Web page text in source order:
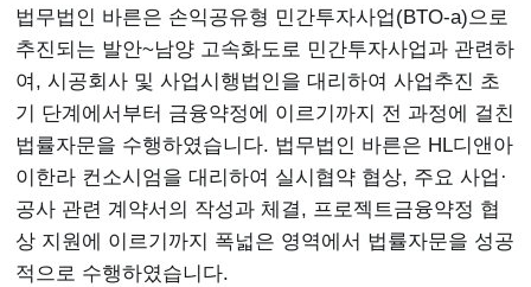
법무법인 바른은 손익공유형 민간투자사업(BTO-a)으로
추진되는 발안~남양 고속화도로 민간투자사업과 관련하
여, 시공회사 및 사업시행법인을 대리하여 사업추진 초
기 단계에서부터 금융약정에 이르기까지 전 과정에 걸친
법률자문을 수행하였습니다. 법무법인 바른은 HL디앤아
이한라 컨소시엄을 대리하여 실시협약 협상, 주요 사업·
공사 관련 계약서의 작성과 체결, 프로젝트금융약정 협
상 지원에 이르기까지 폭넓은 영역에서 법률자문을 성공
적으로 수행하였습니다.